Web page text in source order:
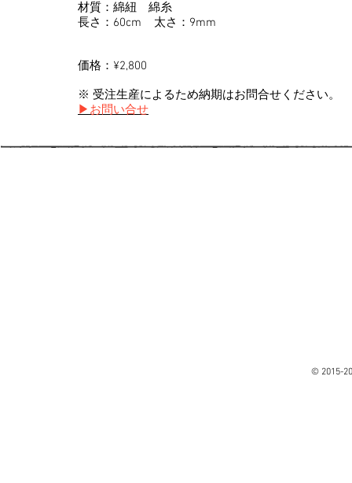
材質：綿紐 綿糸
長さ：60cm 太さ：9mm
価格：¥2,800
※ 受注生産によるため納期はお問合せください。
▶お問い合せ
© 2015-